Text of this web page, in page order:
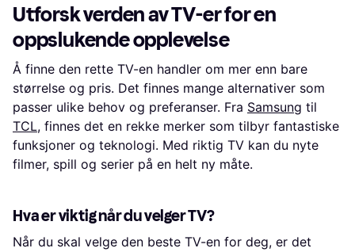
Utforsk verden av TV-er for en
oppslukende opplevelse
Å finne den rette TV-en handler om mer enn bare
størrelse og pris. Det finnes mange alternativer som
passer ulike behov og preferanser. Fra Samsung til
TCL, finnes det en rekke merker som tilbyr fantastiske
funksjoner og teknologi. Med riktig TV kan du nyte
filmer, spill og serier på en helt ny måte.
Hva er viktig når du velger TV?
Når du skal velge den beste TV-en for deg, er det